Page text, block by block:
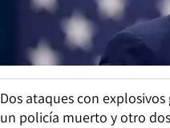
Dos ataques con
un policía muerto y otro